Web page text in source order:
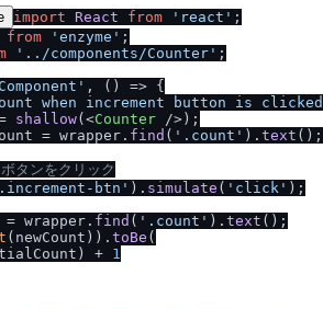
import React from 'react'
from 'enzyme'
'.. /components /Counter' ;
, () => {
when increment button is
shallow(<Counter />);
= wrapper. find ( '.count' ). text ();
タンをクリック
btn' ). simulate ( 'click' );
= wrapper. find ( '.count' ). text ();
(newCount)). toBe (
+ 1